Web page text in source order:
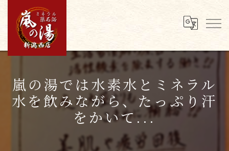
嵐の湯では水素水とミネラル
水を飲みながら、たっぷり汗
をかいて...